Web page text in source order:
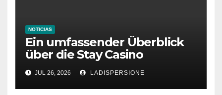
NOTICIAS
Ein umfassender Überblick
über die Stay Casino
Bonusbedingungen
JUL 26, 2026 LADISPERSIONE